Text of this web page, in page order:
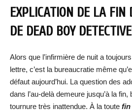
EXPLICATION DE LA FIN
DE DEAD BOY
Alors que l’infirmière de nuit a
lettre, c’est la bureaucratie même
défaut aujourd’hui. La question des
dans l’au-delà demeure jusqu’à la fin,
tournure très inattendue. À la toute fin